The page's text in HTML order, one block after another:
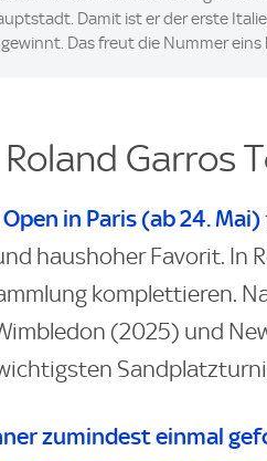
Damit ist er der erste
Das freut die Nummer eins
Garros
in Paris (ab 24. Mai)
haushoher Favorit. In
komplettieren.
(2025) und
zumindest einmal